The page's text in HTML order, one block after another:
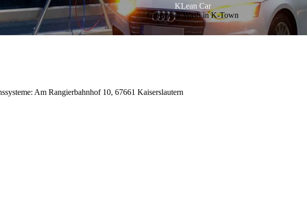
KLean Car
Green Car Wash in K-Town
Am Rangierbahnhof 10, 67661 Kaiserslautern